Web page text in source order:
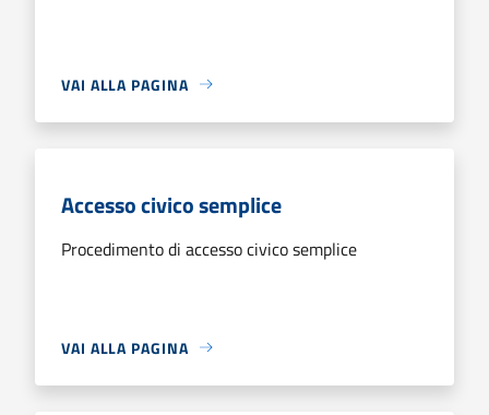
VAI ALLA PAGINA
Accesso civico semplice
Procedimento di accesso civico semplice
VAI ALLA PAGINA